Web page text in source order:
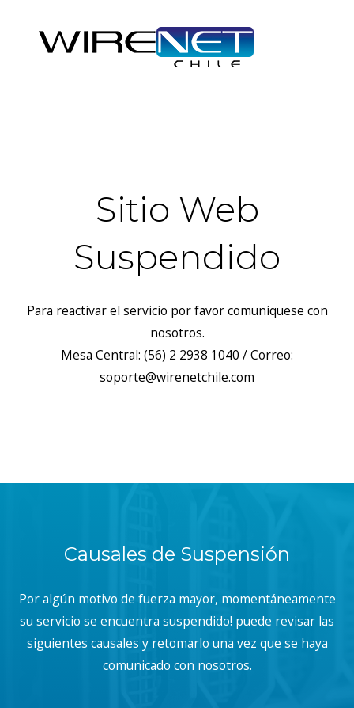
With, Content-Type, Accept");
Sitio Web
Suspendido
Para reactivar el servicio por favor comuníquese con
nosotros.
Mesa Central: (56) 2 2938 1040 / Correo:
soporte@wirenetchile.com
Causales de Suspensión
Por algún motivo de fuerza mayor, momentáneamente
su servicio se encuentra suspendido! puede revisar las
siguientes causales y retomarlo una vez que se haya
comunicado con nosotros.